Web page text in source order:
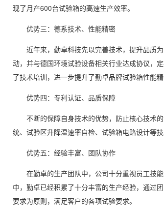
现了月产600台试验箱的高速生产效率。
优势三：德系技术、性能精密
近年来，勤卓科技先以完善技术，提升品质为
动，并与德国环境试验设备相关行业达成协议，
了技术培训，进一步提升了勤卓品牌试验箱性能精
优势四：专利认证、品质保障
不断的保障自身技术的优势，防止核心技术的
统、试验区升降温速率自检、试验箱电路设计等
优势五：经验丰富、团队协作
在勤卓的生产团队中，公司十分重视员工技能
中，勤卓已经积累了十分丰富的生产经验，通过
要求为原则，满足客户的各项试验要求。